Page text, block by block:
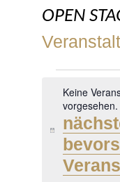
OPEN
FÜR
12.
Hinweis
Keine